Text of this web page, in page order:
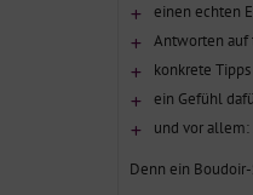
einen echten
Antworten auf
konkrete
ein Gefühl
und vor
Denn ein